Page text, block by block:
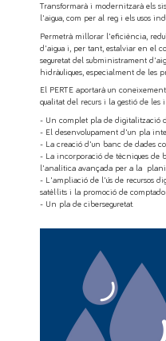
Transformarà i modernitzarà els
l'aigua, com per al reg i els usos
Permetrà millorar l'eficiència,
d'aigua i, per tant, estalviar en el
seguretat del subministrament
hidràuliques, especialment de les
El PERTE aportarà un
qualitat del recurs i la gestió de les
- Un complet pla de digitalització
- El desenvolupament d'un pla
- La creació d'un banc de dades
- La incorporació de tècniques de
l'analítica avançada per a la
- L'ampliació de l'ús de recursos
satèl·lits i la promoció de
- Un pla de ciberseguretat.